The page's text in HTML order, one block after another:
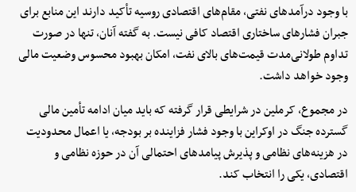
با وجود درآمدهای نفتی، مقام‌های اقتصادی روسیه تأکید دارند این منابع برای
جبران فشارهای ساختاری اقتصاد کافی نیست. به گفته آنان، تنها در صورت
تداوم طولانی‌مدت قیمت‌های بالای نفت، امکان بهبود محسوس وضعیت مالی
وجود خواهد داشت.
در مجموع، کرملین در شرایطی قرار گرفته که باید میان ادامه تأمین مالی
گسترده جنگ در اوکراین با وجود فشار فزاینده بر بودجه، یا اعمال محدودیت
در هزینه‌های نظامی و پذیرش پیامدهای احتمالی آن در حوزه نظامی و
اقتصادی، یکی را انتخاب کند.